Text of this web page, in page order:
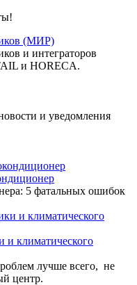
(МИР)
и интеграторов
и HORECA.
и уведомления
5 фатальных ошибок
и климатического
лучше всего, не
центр.